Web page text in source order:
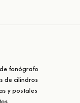
fonógrafo
de cilindros
y postales